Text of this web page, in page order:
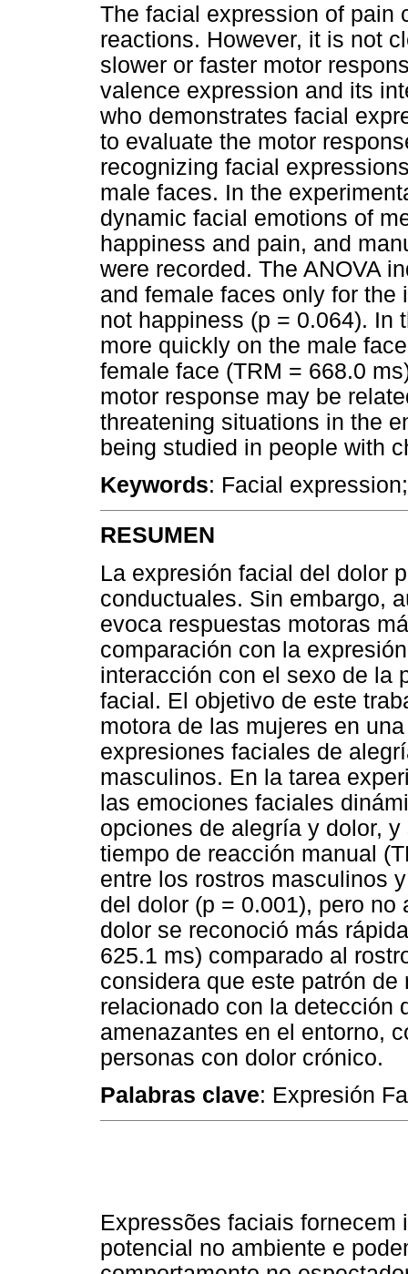
The facial expression of pain
reactions. However, it is not
slower or faster motor
valence expression and its
who demonstrates facial
to evaluate the motor
recognizing facial
male faces. In the
dynamic facial emotions of
happiness and pain, and
were recorded. The ANOVA
and female faces only for
not happiness (p = 0.064). In
more quickly on the male
female face (TRM = 668.0
motor response may be
threatening situations in the
being studied in people with
Keywords: Facial
RESUMEN
La expresión facial del dolor
conductuales. Sin embargo,
evoca respuestas motoras
comparación con la
interacción con el sexo de la
facial. El objetivo de este
motora de las mujeres en
expresiones faciales de
masculinos. En la tarea
las emociones faciales
opciones de alegría y dolor,
tiempo de reacción manual
entre los rostros masculinos
del dolor (p = 0.001), pero
dolor se reconoció más
625.1 ms) comparado al
considera que este patrón
relacionado con la detección
amenazantes en el entorno,
personas con dolor crónico.
Palabras clave: Expresión
Expressões faciais fornecem
potencial no ambiente e